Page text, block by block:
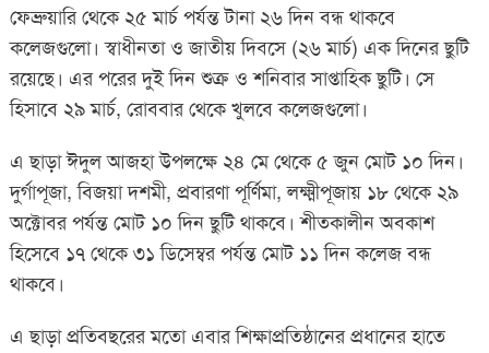
ফেব্রুয়ারি থেকে ২৫ মার্চ পর্যন্ত টানা ২৬ দিন বন্ধ থাকবে
কলেজগুলো। স্বাধীনতা ও জাতীয় দিবসে (২৬ মার্চ) এক দিনের ছুটি
রয়েছে। এর পরের দুই দিন শুক্র ও শনিবার সাপ্তাহিক ছুটি। সে
হিসাবে ২৯ মার্চ, রোববার থেকে খুলবে কলেজগুলো।
এ ছাড়া ঈদুল আজহা উপলক্ষে ২৪ মে থেকে ৫ জুন মোট ১০ দিন।
দুর্গাপূজা, বিজয়া দশমী, প্রবারণা পূর্ণিমা, লক্ষ্মীপূজায় ১৮ থেকে ২৯
অক্টোবর পর্যন্ত মোট ১০ দিন ছুটি থাকবে। শীতকালীন অবকাশ
হিসেবে ১৭ থেকে ৩১ ডিসেম্বর পর্যন্ত মোট ১১ দিন কলেজ বন্ধ
থাকবে।
এ ছাড়া প্রতিবছরের মতো এবার শিক্ষাপ্রতিষ্ঠানের প্রধানের হাতে